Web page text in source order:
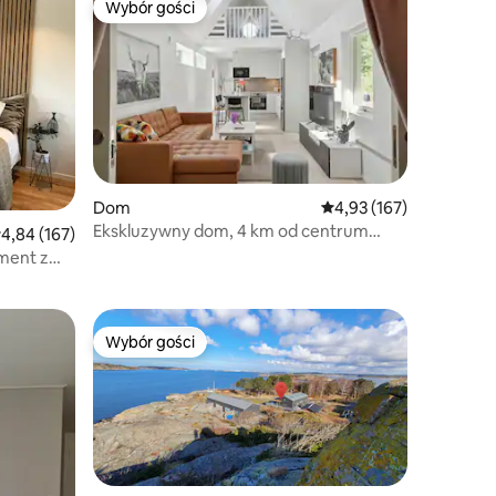
ocena: 4,84 na 5, liczba recenzji: 167
4,84 (167)
z
Wybór gości
Wybór gości
Dom Średnia ocena: 4,93
4,93 (167)
Ekskluzywny dom, 4 km od centrum
Wybór gości
Wybór gości